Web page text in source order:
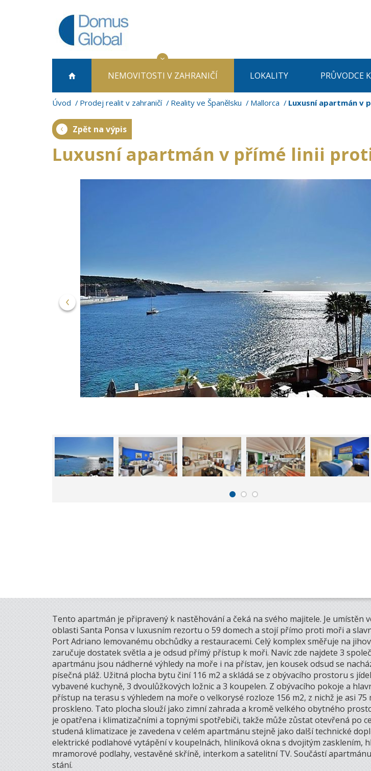
NEMOVITOSTI V ZAHRANIČÍ LOKALITY PRŮVODCE
Úvod Prodej realit v zahraničí Reality ve Španělsku Mallorca Luxusní apartmán v
Zpět na výpis
Luxusní apartmán v přímé linii
Tento apartmán je připravený k nastěhování a čeká na svého majitele. Je umístěn
oblasti Santa Ponsa v luxusním rezortu o 59 domech a stojí přímo proti moři a
Port Adriano lemovanému obchůdky a restauracemi. Celý komplex směřuje na
zaručuje dostatek světla a je odsud přímý přístup k moři. Navíc zde najdete 3
apartmánu jsou nádherné výhledy na moře i na přístav, jen kousek odsud se
písečná pláž. Užitná plocha bytu činí 116 m2 a skládá se z obývacího prostoru s
vybavené kuchyně, 3 dvoulůžkových ložnic a 3 koupelen. Z obývacího pokoje a
přístup na terasu s výhledem na moře o velkorysé rozloze 156 m2, z nichž je asi 75
proskleno. Tato plocha slouží jako zimní zahrada a kromě velkého obytného
je opatřena i klimatizačními a topnými spotřebiči, takže může zůstat otevřená po
studená klimatizace je zavedena v celém apartmánu stejně jako další technické
elektrické podlahové vytápění v koupelnách, hliníková okna s dvojitým zasklením,
mramorové podlahy, vestavěné skříně, interkom a satelitní TV. Součástí
stání.